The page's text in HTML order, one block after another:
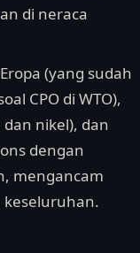
di neraca
(yang sudah
CPO di WTO),
nikel), dan
dengan
mengancam
keseluruhan.